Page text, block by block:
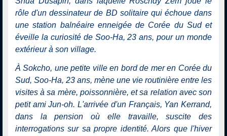
rôle d'un dessinateur de BD solitaire qui échoue dans
une station balnéaire enneigée de Corée du Sud et
éveille la curiosité de Soo-Ha, 23 ans, pour un monde
extérieur à son village.
À Sokcho, une petite ville en bord de mer en Corée du
Sud, Soo-Ha, 23 ans, mène une vie routinière entre les
visites à sa mère, poissonnière, et sa relation avec son
petit ami Jun-oh. L'arrivée d'un Français, Yan Kerrand,
dans la pension où elle travaille, suscite des
interrogations sur sa propre identité. Alors que l'hiver